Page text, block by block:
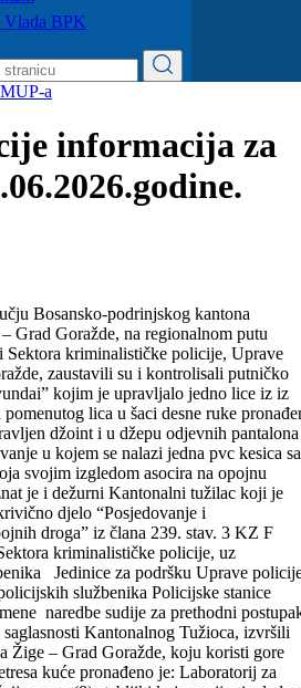
policije
Vlada BPK
a
informacija za
Bosansko-podrinjskog kantona
Grad Goražde, na regionalnom putu
kriminalističke policije, Uprave
zaustavili su i kontrolisali putničko
kojim je upravljalo jedno lice iz iz
lica u šaci desne ruke
džoint i u džepu odjevnih pantalona
u kojem se nalazi jedna pvc kesica sa
svojim izgledom asocira na opojnu
je i dežurni Kantonalni tužilac koji je
djelo “Posjedovanje i
droga” iz člana 239. stav. 3 KZ F
kriminalističke policije, uz
Jedinice za podršku Uprave
službenika Policijske stanice
naredbe sudije za prethodni